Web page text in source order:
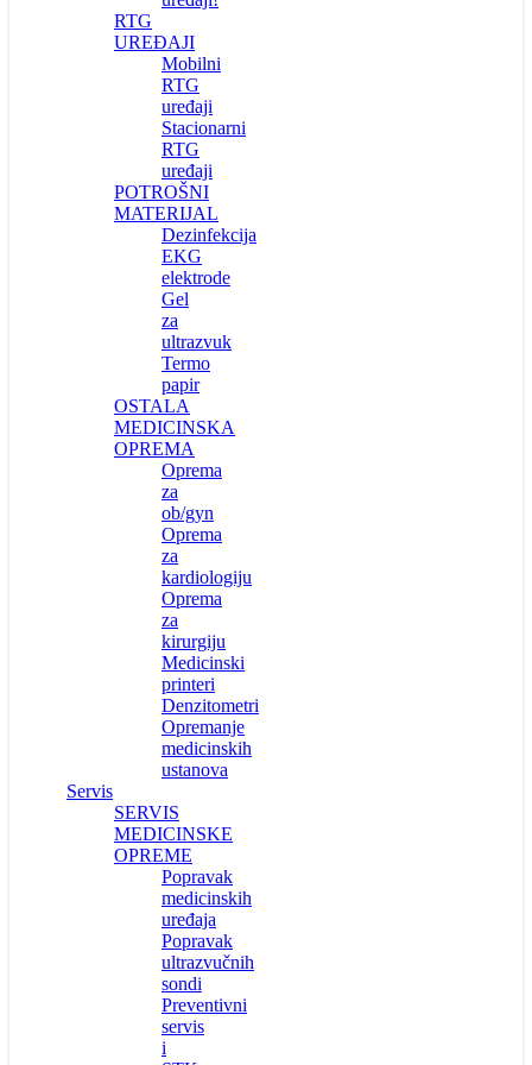
RTG
UREĐAJI
Mobilni
RTG
uređaji
Stacionarni
RTG
uređaji
POTROŠNI
MATERIJAL
Dezinfekcija
EKG
elektrode
Gel
za
ultrazvuk
Termo
papir
OSTALA
MEDICINSKA
OPREMA
Oprema
za
ob/gyn
Oprema
za
kardiologiju
Oprema
za
kirurgiju
Medicinski
printeri
Denzitometri
Opremanje
medicinskih
ustanova
Servis
SERVIS
MEDICINSKE
OPREME
Popravak
medicinskih
uređaja
Popravak
ultrazvučnih
sondi
Preventivni
servis
i